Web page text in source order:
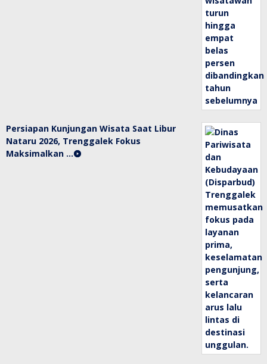
Persiapan Kunjungan Wisata Saat Libur
Nataru 2026, Trenggalek Fokus
Maksimalkan …